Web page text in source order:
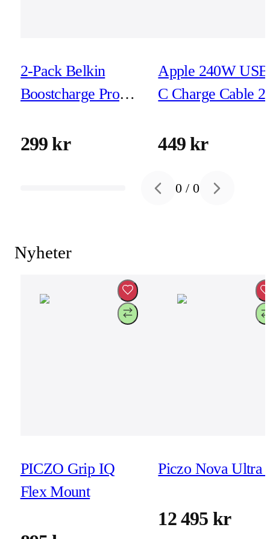
2-Pack Belkin
Boostcharge Pro
C 1m Svart/Vit
299 kr
Apple 240W
C Charge Cable
449 kr
Previous slide
0 /0 Next slide
Nyheter
PICZO Grip IQ
Flex Mount
Piczo Nova Ultra
12 495 kr